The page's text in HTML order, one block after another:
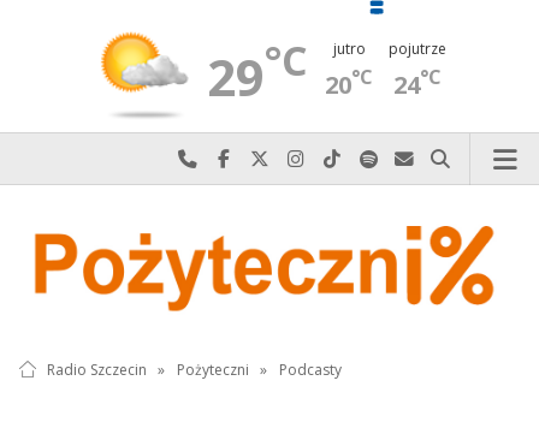
29°C jutro
20°C
pojutrze
24°C
Najlepiej po prostu do nas zadzwoń
Odwiedź nas na Facebook-u
Odwiedź nas na X
Odwiedź nas na Instagram-ie
Odwiedź nas na TikTok-u
Szukaj nas na Spotify
Wyślij do nas
Szukaj
Radio Szczecin » Pożyteczni » Podcasty